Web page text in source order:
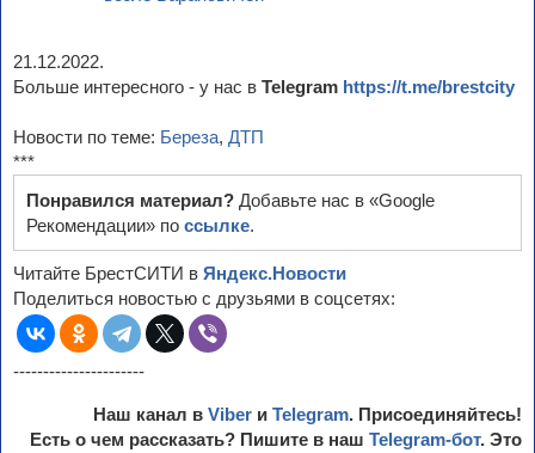
21.12.2022.
Больше интересного - у нас в Telegram https://t.me/brestcity
Новости по теме: Береза, ДТП
***
Понравился материал? Добавьте нас в «Google
Рекомендации» по ссылке.
Читайте БрестСИТИ в Яндекс.Новости
Поделиться новостью с друзьями в соцсетях:
----------------------
Наш канал в Viber и Telegram. Присоединяйтесь!
Есть о чем рассказать? Пишите в наш Telegram-бот. Это